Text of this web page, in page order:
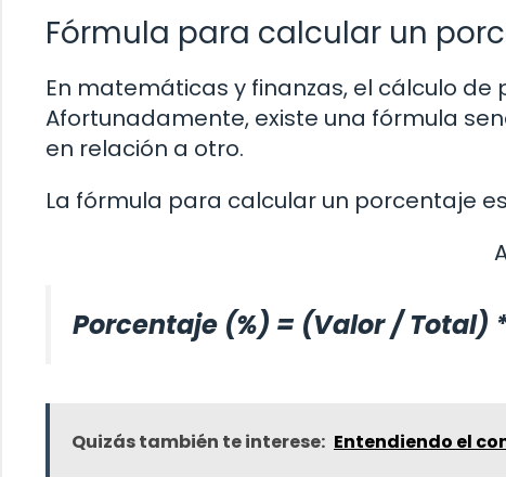
Fórmula para calcular un
En matemáticas y finanzas, el cálculo
Afortunadamente, existe una fórmula
en relación a otro.
La fórmula para calcular un porcentaje
Porcentaje (%) = (Valor / Total)
Quizás también te interese: Entendiendo el